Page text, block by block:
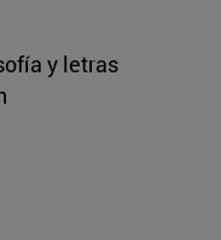
y letras